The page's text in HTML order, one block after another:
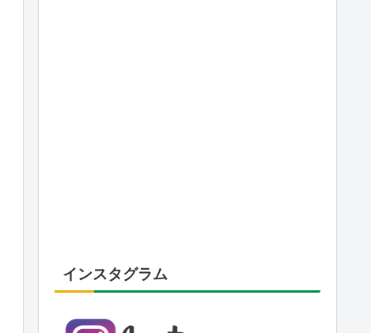
インスタグラム